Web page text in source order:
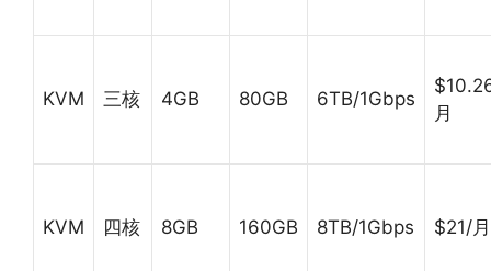
KVM 三核 4GB 80GB 6TB/1Gbps
月
KVM 四核 8GB 160GB 8TB/1Gbps $21/月